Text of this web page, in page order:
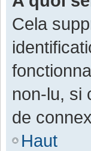
Cela
non-lu, si
de
Haut